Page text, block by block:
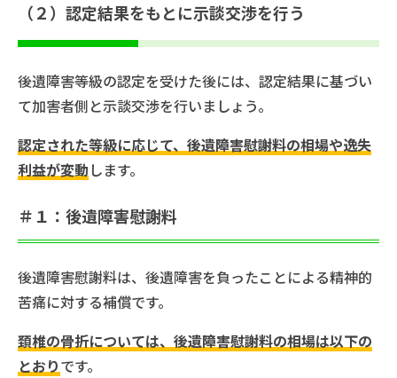
（２）認定結果をもとに示談交渉を行う
後遺障害等級の認定を受けた後には、認定結果に基づい
て加害者側と示談交渉を行いましょう。
認定された等級に応じて、後遺障害慰謝料の相場や逸失
利益が変動 します。
＃１：後遺障害慰謝料
後遺障害慰謝料は、後遺障害を負ったことによる精神的
苦痛に対する補償です。
頚椎の骨折については、後遺障害慰謝料の相場は以下の
とおりです。